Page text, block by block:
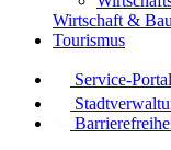
Wirtschaft &
Tourismus
Service-Portal